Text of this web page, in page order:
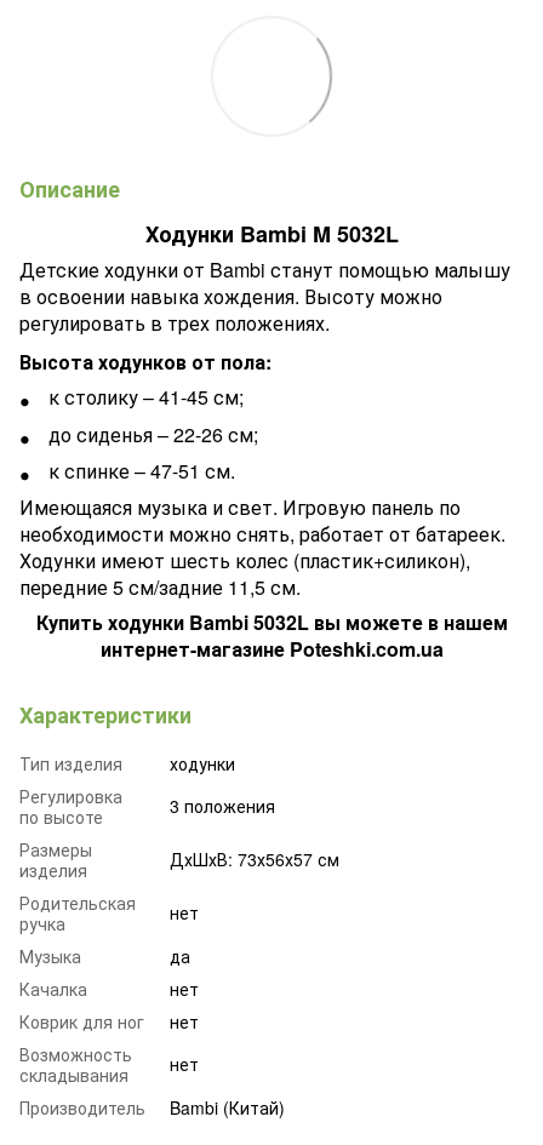
Описание
Ходунки Bambi M 5032L
Детские ходунки от Bambi станут помощью малышу
в освоении навыка хождения. Высоту можно
регулировать в трех положениях.
Высота ходунков от пола:
к столику – 41-45 см;
до сиденья – 22-26 см;
к спинке – 47-51 см.
Имеющаяся музыка и свет. Игровую панель по
необходимости можно снять, работает от батареек.
Ходунки имеют шесть колес (пластик+силикон),
передние 5 см/задние 11,5 см.
Купить ходунки Bambi5032L вы можете в нашем
интернет-магазине Poteshki.com.ua
Характеристики
Тип изделия
ходунки
Регулировка
по высоте
3 положения
Размеры
изделия
ДхШхВ: 73х56х57 см
Родительская
ручка
нет
Музыка
да
Качалка
нет
Коврик для ног
нет
Возможность
складывания
нет
Производитель
Bambi (Китай)